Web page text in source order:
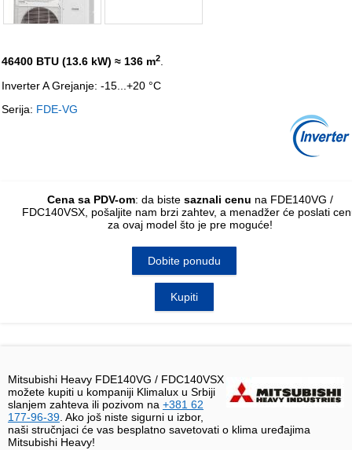
46400 BTU (13.6 kW) ≈ 136 m2.
Inverter A Grejanje: -15...+20 °C
Serija: FDE-VG
Cena sa PDV-om: da biste saznali cenu na FDE140VG /
FDC140VSX, pošaljite nam brzi zahtev, a menadžer će poslati
za ovaj model što je pre moguće!
Dobite ponudu
Kupiti
Mitsubishi Heavy FDE140VG / FDC140VSX
možete kupiti u kompaniji Klimalux u Srbiji
slanjem zahteva ili pozivom na +381 62
177-96-39. Ako još niste sigurni u izbor,
naši stručnjaci će vas besplatno savetovati o klima uređajima
Mitsubishi Heavy!